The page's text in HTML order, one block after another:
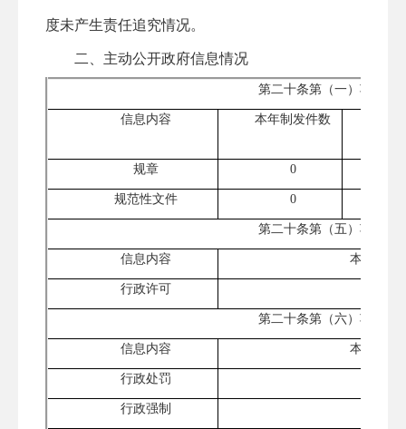
度未产生责任追究情况。
二、主动公开政府信息情况
第二十条第（一）项
信息内容 本年制 发件数
规章 0
规范性文件 0
第二十条第（五）项
信息内容 本年处理
行政许可
第二十条第（六）项
信息内容 本年处理
行政处罚
行政强制